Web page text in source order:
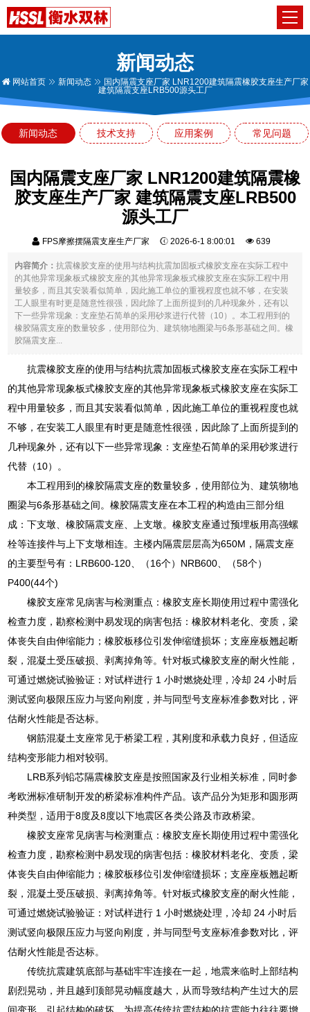
新闻动态
网站首页 新闻动态
国内隔震支座厂家 LNR1200建筑隔震橡胶支座生产厂家
建筑隔震支座LRB500源头工厂
新闻动态 技术支持 应用案例 常见问题
国内隔震支座厂家 LNR1200建筑隔震橡
胶支座生产厂家 建筑隔震支座LRB500
源头工厂
FPS摩擦摆隔震支座生产厂家 2026-6-1 8:00:01 639
内容简介：抗震橡胶支座的使用与结构抗震加固板式橡胶支座在实际工程中
的其他异常现象板式橡胶支座的其他异常现象板式橡胶支座在实际工程中用
量较多，而且其安装看似简单，因此施工单位的重视程度也就不够，在安装
工人眼里有时更是随意性很强，因此除了上面所提到的几种现象外，还有以
下一些异常现象：支座垫石简单的采用砂浆进行代替（10）。本工程用到的
橡胶隔震支座的数量较多，使用部位为、建筑物地圈梁与6条形基础之间。橡
胶隔震支座...
抗震橡胶支座的使用与结构抗震加固板式橡胶支座在实际工程中
的其他异常现象板式橡胶支座的其他异常现象板式橡胶支座在实际工
程中用量较多，而且其安装看似简单，因此施工单位的重视程度也就
不够，在安装工人眼里有时更是随意性很强，因此除了上面所提到的
几种现象外，还有以下一些异常现象：支座垫石简单的采用砂浆进行
代替（10）。
本工程用到的橡胶隔震支座的数量较多，使用部位为、建筑物地
圈梁与6条形基础之间。橡胶隔震支座在本工程的构造由三部分组
成：下支墩、橡胶隔震支座、上支墩。橡胶支座通过预埋板用高强螺
栓等连接件与上下支墩相连。主楼内隔震层层高为650M，隔震支座
的主要型号有：LRB600-120、（16个）NRB600、（58个）
P400(44个)
橡胶支座常见病害与检测重点：橡胶支座长期使用过程中需强化
检查力度，勘察检测中易发现的病害包括：橡胶材料老化、变质，梁
体丧失自由伸缩能力；橡胶板移位引发伸缩缝损坏；支座座板翘起断
裂，混凝土受压破损、剥离掉角等。针对板式橡胶支座的耐火性能，
可通过燃烧试验验证：对试样进行 1 小时燃烧处理，冷却 24 小时后
测试竖向极限压应力与竖向刚度，并与同型号支座标准参数对比，评
估耐火性能是否达标。
钢筋混凝土支座常见于桥梁工程，其刚度和承载力良好，但适应
结构变形能力相对较弱。
LRB系列铅芯隔震橡胶支座是按照国家及行业相关标准，同时参
考欧洲标准研制开发的桥梁标准构件产品。该产品分为矩形和圆形两
种类型，适用于8度及8度以下地震区各类公路及市政桥梁。
橡胶支座常见病害与检测重点：橡胶支座长期使用过程中需强化
检查力度，勘察检测中易发现的病害包括：橡胶材料老化、变质，梁
体丧失自由伸缩能力；橡胶板移位引发伸缩缝损坏；支座座板翘起断
裂，混凝土受压破损、剥离掉角等。针对板式橡胶支座的耐火性能，
可通过燃烧试验验证：对试样进行 1 小时燃烧处理，冷却 24 小时后
测试竖向极限压应力与竖向刚度，并与同型号支座标准参数对比，评
估耐火性能是否达标。
传统抗震建筑底部与基础牢牢连接在一起，地震来临时上部结构
剧烈晃动，并且越到顶部晃动幅度越大，从而导致结构产生过大的层
间变形，引起结构的破坏。为提高传统抗震结构的抗震能力往往要增